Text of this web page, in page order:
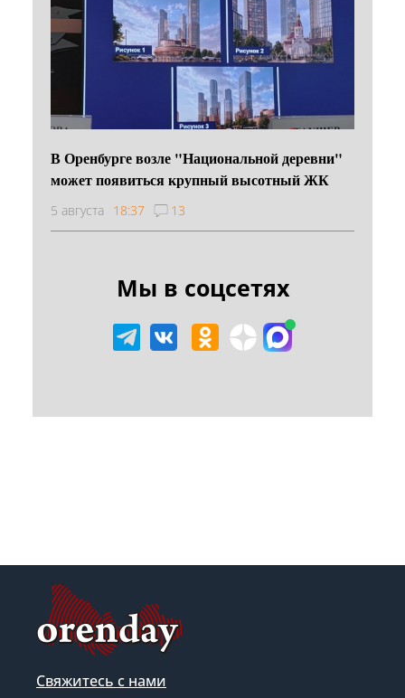
В Оренбурге возле "Национальной деревни"
может появиться крупный высотный ЖК
5 августа 18:37 13
Мы в соцсетях
Свяжитесь с нами